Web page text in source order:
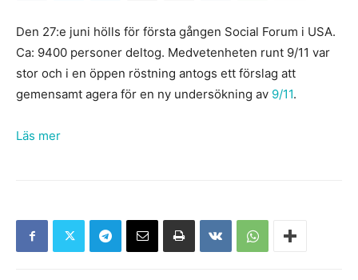
Den 27:e juni hölls för första gången Social Forum i USA.
Ca: 9400 personer deltog. Medvetenheten runt 9/11 var
stor och i en öppen röstning antogs ett förslag att
gemensamt agera för en ny undersökning av 9/11.
Läs mer